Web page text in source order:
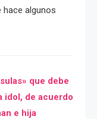
hace algunos
que debe
idol, de acuerdo
e hija